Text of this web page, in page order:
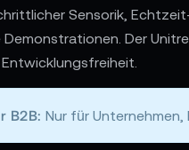
Sensorik,
Der
B2B: Nur für